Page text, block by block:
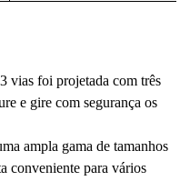
vias foi projetada com três
e gire com segurança os
ampla gama de tamanhos
conveniente para vários